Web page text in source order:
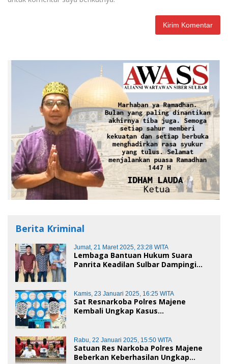
Berita Kriminal
Jumat, 21 Maret 2025, 23:28 WITA
Lembaga Bantuan Hukum Suara
Panrita Keadilan Sulbar Dampingi
Polman
Kamis, 23 Januari 2025, 16:25 WITA
Sat Resnarkoba Polres Majene
Kembali Ungkap Kasus
Rabu, 22 Januari 2025, 15:50 WITA
Satuan Res Narkoba Polres Majene
Beberkan Keberhasilan Ungkap